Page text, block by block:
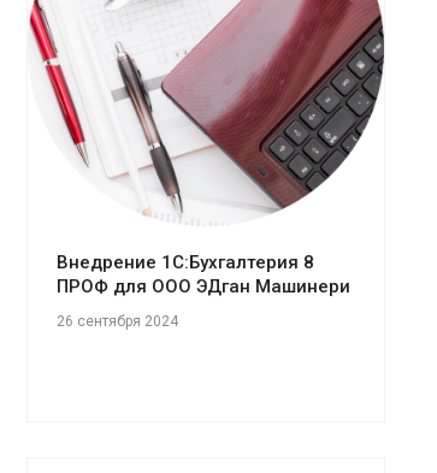
Смотреть проект
Внедрение 1С:Бухгалтерия 8
ПРОФ для ООО ЭДган Машинери
26 сентября 2024